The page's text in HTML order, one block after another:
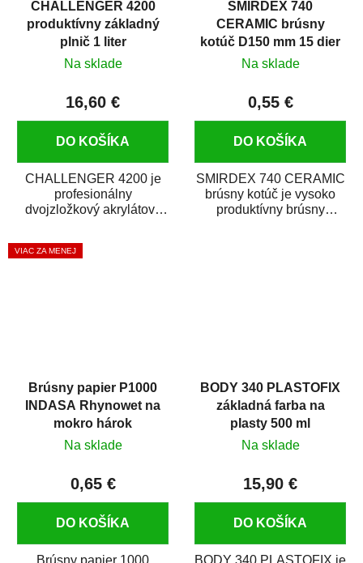
CHALLENGER 4200
produktívny základný
plnič 1 liter
Na sklade
16,60 €
DO KOŠÍKA
CHALLENGER 4200 je
profesionálny
dvojzložkový akrylátový
Ľahko sa nanáša, dobre...
SMIRDEX 740
CERAMIC brúsny
kotúč D150 mm 15 dier
suchý zips P600
Na sklade
0,55 €
DO KOŠÍKA
SMIRDEX 740 CERAMIC
brúsny kotúč je vysoko
produktívny brúsny
VIAC ZA MENEJ
Brúsny papier P1000
INDASA Rhynowet na
mokro hárok
Na sklade
0,65 €
DO KOŠÍKA
Brúsny papier 1000
BODY 340 PLASTOFIX
základná farba na
plasty 500 ml
Na sklade
15,90 €
DO KOŠÍKA
BODY 340 PLASTOFIX je